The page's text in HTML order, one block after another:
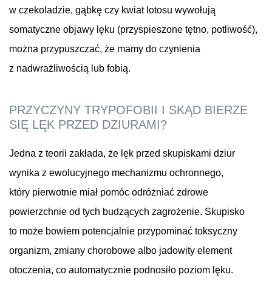
w czekoladzie, gąbkę czy kwiat lotosu wywołują
somatyczne objawy lęku (przyspieszone tętno, potliwość),
można przypuszczać, że mamy do czynienia
z nadwrażliwością lub fobią.
PRZYCZYNY TRYPOFOBII I SKĄD BIERZE
SIĘ LĘK PRZED DZIURAMI?
Jedna z teorii zakłada, że lęk przed skupiskami dziur
wynika z ewolucyjnego mechanizmu ochronnego,
który pierwotnie miał pomóc odróżniać zdrowe
powierzchnie od tych budzących zagrożenie. Skupisko
to może bowiem potencjalnie przypominać toksyczny
organizm, zmiany chorobowe albo jadowity element
otoczenia, co automatycznie podnosiło poziom lęku.